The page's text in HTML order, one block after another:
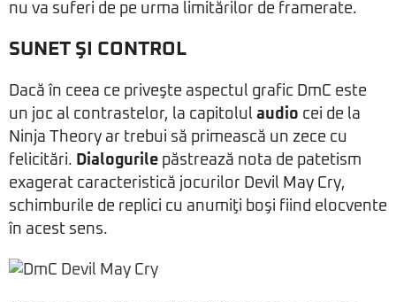
nu va suferi de pe urma limitărilor de framerate.
SUNET ŞI CONTROL
Dacă în ceea ce priveşte aspectul grafic DmC este
un joc al contrastelor, la capitolul audio cei de la
Ninja Theory ar trebui să primească un zece cu
felicitări. Dialogurile păstrează nota de patetism
exagerat caracteristică jocurilor Devil May Cry,
schimburile de replici cu anumiţi boşi fiind elocvente
în acest sens.